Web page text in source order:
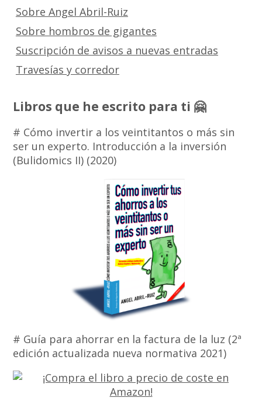
Sobre Angel Abril-Ruiz
Sobre hombros de gigantes
Suscripción de avisos a nuevas entradas
Travesías y corredor
Libros que he escrito para ti 🤗
# Cómo invertir a los veintitantos o más sin
ser un experto. Introducción a la inversión
(Bulidomics II) (2020)
# Guía para ahorrar en la factura de la luz (2ª
edición actualizada nueva normativa 2021)